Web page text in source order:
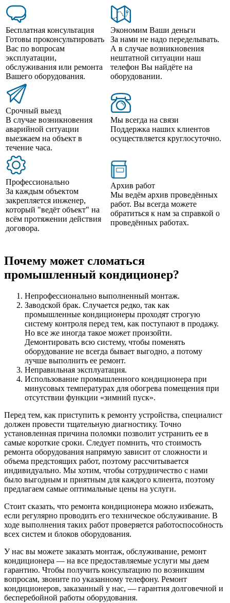
Бесплатная консультация
Готовы проконсультировать
Вас по вопросам
эксплуатации,
обслуживания или ремонта
Вашего оборудования.
Экономим Ваши деньги
За нами не надо переделывать.
А в случае возникновения
нештатной ситуации наш
телефон Вы найдёте на
оборудовании.
Срочный выезд
В случае возникновения
аварийной ситуации
выезжаем на объект в
течение часа.
Мы всегда на связи
Поддержка наших клиентов
осуществляется круглосуточно.
Профессионально
За каждым объектом
закрепляется инженер,
который "ведёт объект" на
всём протяжении действия
договора.
Архив работ
Мы ведём архив проведённых
работ. Вы всегда можете
обратиться к нам за справкой о
проведённых работах.
Почему может сломаться
промышленный кондиционер?
Непрофессионально выполненный монтаж.
Заводской брак. Случается редко, так как
промышленные кондиционеры проходят строгую
систему контроля перед тем, как поступают в продажу.
Но все же иногда такое может произойти.
Демонтировать всю систему, чтобы поменять
оборудование не всегда бывает выгодно, а потому
лучше выполнить ее ремонт.
Неправильная эксплуатация.
Использование промышленного кондиционера при
минусовых температурах для обогрева помещения при
отсутствии функции «зимний пуск».
Перед тем, как приступить к ремонту устройства, специалист
должен провести тщательную диагностику. Точно
установленная причина поломки позволит устранить ее в
самые короткие сроки. Следует помнить, что стоимость
ремонта оборудования напрямую зависит от сложности и
объема предстоящих работ, поэтому рассчитывается
индивидуально. Мы хотим, чтобы сотрудничество с нами
было выгодным и приятным для каждого клиента, поэтому
предлагаем самые оптимальные цены на услуги.
Стоит сказать, что ремонта кондиционера можно избежать,
если регулярно проводить его техническое обслуживание. В
ходе выполнения таких работ проверяется работоспособность
всех систем и блоков оборудования.
У нас вы можете заказать монтаж, обслуживание, ремонт
кондиционера — на все предоставляемые услуги мы даем
гарантию. Чтобы получить консультацию по возникшим
вопросам, звоните по указанному телефону. Ремонт
кондиционеров, заказанный у нас, — гарантия долговечной и
бесперебойной работы оборудования.